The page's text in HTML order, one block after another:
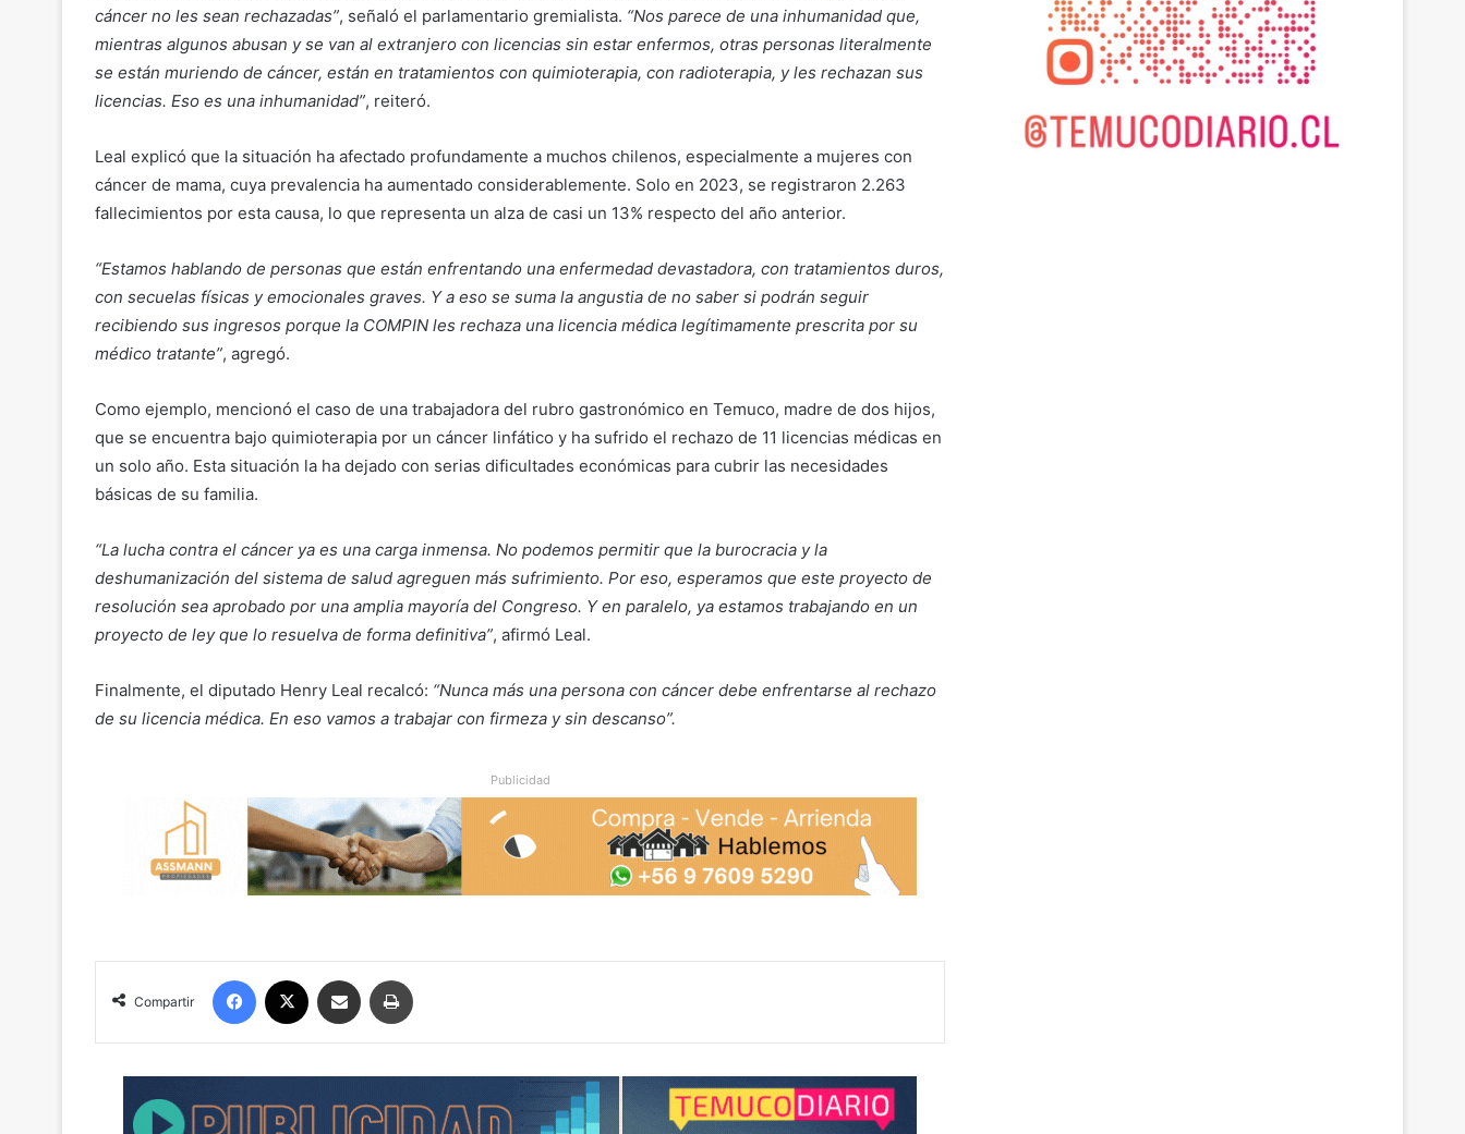
cáncer no les sean rechazadas”, señaló el parlamentario gremialista. “Nos parece de una inhumanidad que,
mientras algunos abusan y se van al extranjero con licencias sin estar enfermos, otras personas literalmente
se están muriendo de cáncer, están en tratamientos con quimioterapia, con radioterapia, y les rechazan sus
licencias. Eso es una inhumanidad”, reiteró.
Leal explicó que la situación ha afectado profundamente a muchos chilenos, especialmente a mujeres con
cáncer de mama, cuya prevalencia ha aumentado considerablemente. Solo en 2023, se registraron 2.263
fallecimientos por esta causa, lo que representa un alza de casi un 13% respecto del año anterior.
“Estamos hablando de personas que están enfrentando una enfermedad devastadora, con tratamientos duros,
con secuelas físicas y emocionales graves. Y a eso se suma la angustia de no saber si podrán seguir
recibiendo sus ingresos porque la COMPIN les rechaza una licencia médica legítimamente prescrita por su
médico tratante”, agregó.
Como ejemplo, mencionó el caso de una trabajadora del rubro gastronómico en Temuco, madre de dos hijos,
que se encuentra bajo quimioterapia por un cáncer linfático y ha sufrido el rechazo de 11 licencias médicas en
un solo año. Esta situación la ha dejado con serias dificultades económicas para cubrir las necesidades
básicas de su familia.
“La lucha contra el cáncer ya es una carga inmensa. No podemos permitir que la burocracia y la
deshumanización del sistema de salud agreguen más sufrimiento. Por eso, esperamos que este proyecto de
resolución sea aprobado por una amplia mayoría del Congreso. Y en paralelo, ya estamos trabajando en un
proyecto de ley que lo resuelva de forma definitiva”, afirmó Leal.
Finalmente, el diputado Henry Leal recalcó: “Nunca más una persona con cáncer debe enfrentarse al rechazo
de su licencia médica. En eso vamos a trabajar con firmeza y sin descanso”.
Publicidad
Compartir